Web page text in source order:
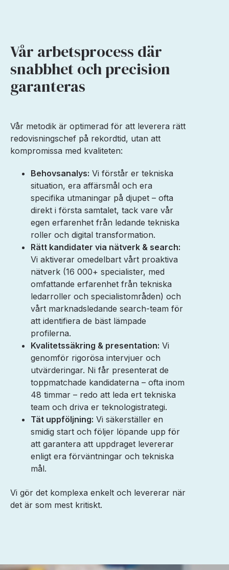
Vår arbetsprocess där
snabbhet och precision
garanteras
Vår metodik är optimerad för att leverera rätt
redovisningschef på rekordtid, utan att
kompromissa med kvaliteten:
Behovsanalys: Vi förstår er tekniska
situation, era affärsmål och era
specifika utmaningar på djupet – ofta
direkt i första samtalet, tack vare vår
egen erfarenhet från ledande tekniska
roller och digital transformation.
Rätt kandidater via nätverk & search:
Vi aktiverar omedelbart vårt proaktiva
nätverk (16 000+ specialister, med
omfattande erfarenhet från tekniska
ledarroller och specialistområden) och
vårt marknadsledande search-team för
att identifiera de bäst lämpade
profilerna.
Kvalitetssäkring & presentation: Vi
genomför rigorösa intervjuer och
utvärderingar. Ni får presenterat de
toppmatchade kandidaterna – ofta inom
48 timmar – redo att leda ert tekniska
team och driva er teknologistrategi.
Tät uppföljning: Vi säkerställer en
smidig start och följer löpande upp för
att garantera att uppdraget levererar
enligt era förväntningar och tekniska
mål.
Vi gör det komplexa enkelt och levererar när
det är som mest kritiskt.